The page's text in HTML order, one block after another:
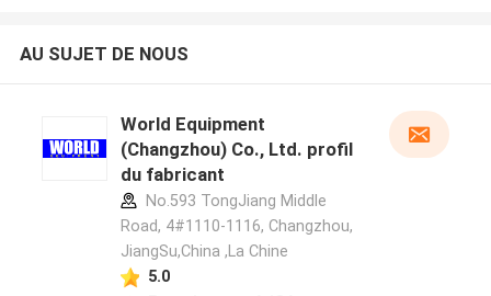
AU SUJET DE NOUS
World Equipment
(Changzhou) Co., Ltd. profil
du fabricant
No.593 TongJiang Middle
Road, 4#1110-1116, Changzhou,
JiangSu,China ,La Chine
5.0